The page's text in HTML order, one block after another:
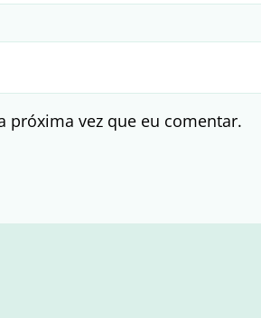
próxima vez que eu comentar.